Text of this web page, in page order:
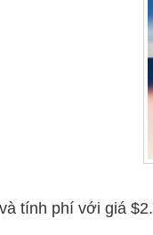
tính phí với giá